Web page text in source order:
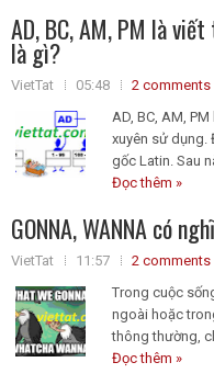
AD, BC, AM, PM là
là gì?
VietTat 05:48
2 comments
AD, BC, AM,
xuyên sử dụng.
gốc Latin. Sau
Đọc thêm »
GONNA, WANNA có
VietTat 11:57
2 comments
Trong cuộc
ngoài hoặc
thông thường,
Đọc thêm »